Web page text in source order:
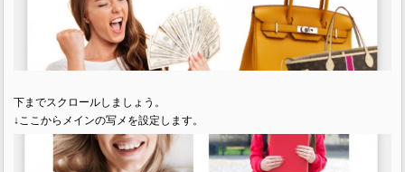
下までスクロールしましょう。
↓ここからメインの写メを設定します。